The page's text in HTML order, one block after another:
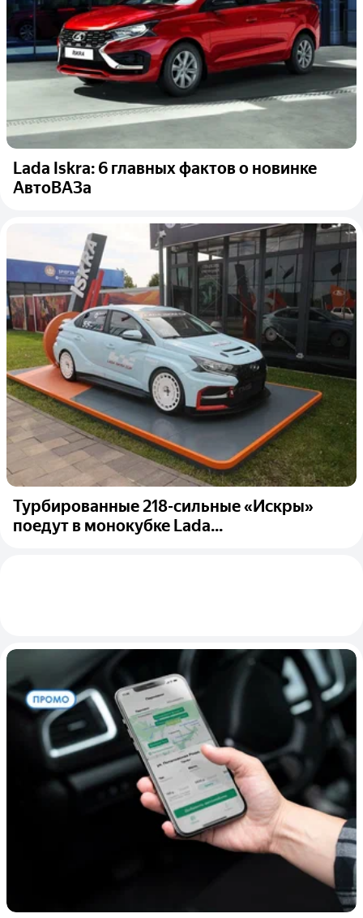
Lada Iskra: 6 главных фактов о новинке
АвтоВАЗа
Турбированные 218-сильные «Искры»
поедут в монокубке Lada...